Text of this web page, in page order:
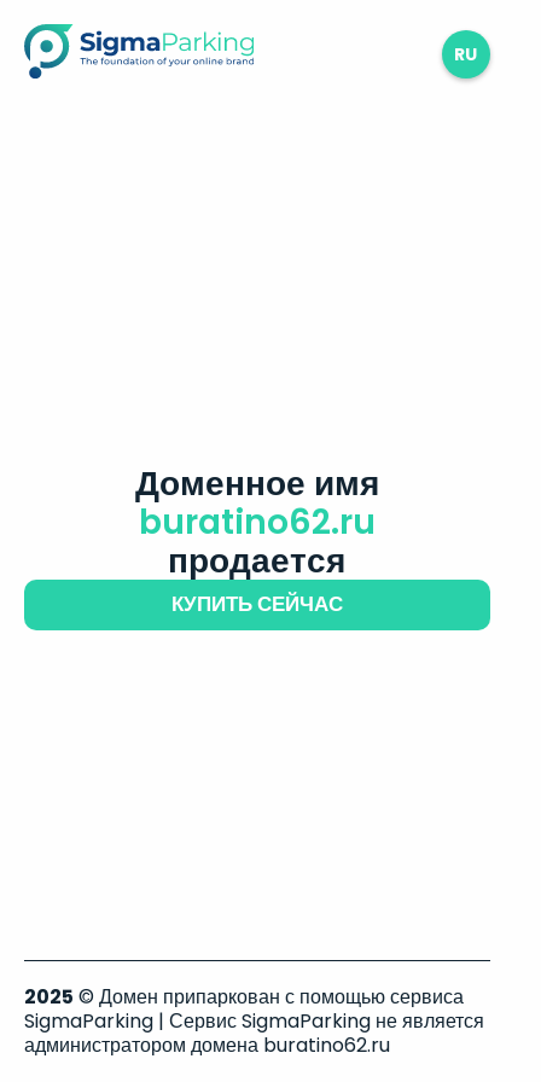
RU
Доменное имя
buratino62.ru
продается
КУПИТЬ СЕЙЧАС
2025 © Домен припаркован с помощью сервиса
SigmaParking | Сервис SigmaParking не является
администратором домена buratino62.ru